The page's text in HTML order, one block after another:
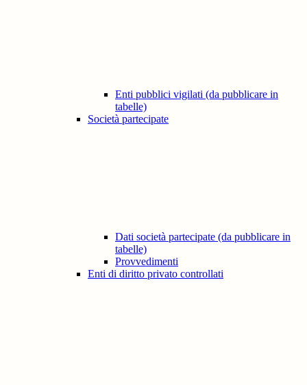
Enti pubblici vigilati (da pubblicare in
tabelle)
Società partecipate
Dati società partecipate (da pubblicare in
tabelle)
Provvedimenti
Enti di diritto privato controllati